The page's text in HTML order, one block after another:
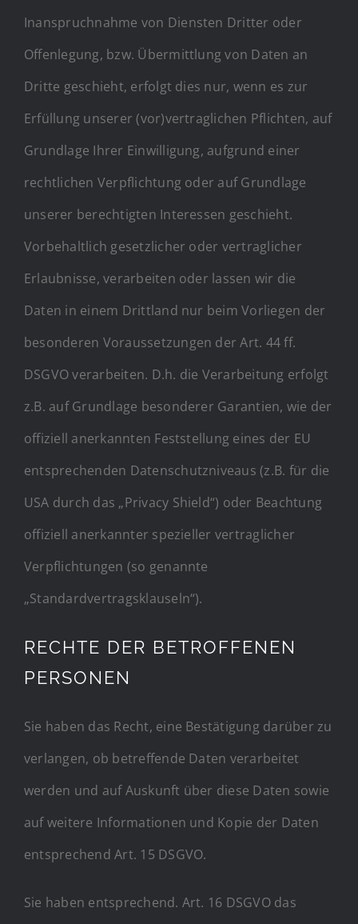
Inanspruchnahme von Diensten Dritter oder
Offenlegung, bzw. Übermittlung von Daten an
Dritte geschieht, erfolgt dies nur, wenn es zur
Erfüllung unserer (vor)vertraglichen Pflichten, auf
Grundlage Ihrer Einwilligung, aufgrund einer
rechtlichen Verpflichtung oder auf Grundlage
unserer berechtigten Interessen geschieht.
Vorbehaltlich gesetzlicher oder vertraglicher
Erlaubnisse, verarbeiten oder lassen wir die
Daten in einem Drittland nur beim Vorliegen der
besonderen Voraussetzungen der Art. 44 ff.
DSGVO verarbeiten. D.h. die Verarbeitung erfolgt
z.B. auf Grundlage besonderer Garantien, wie der
offiziell anerkannten Feststellung eines der EU
entsprechenden Datenschutzniveaus (z.B. für die
USA durch das „Privacy Shield“) oder Beachtung
offiziell anerkannter spezieller vertraglicher
Verpflichtungen (so genannte
„Standardvertragsklauseln“).
RECHTE DER BETROFFENEN
PERSONEN
Sie haben das Recht, eine Bestätigung darüber zu
verlangen, ob betreffende Daten verarbeitet
werden und auf Auskunft über diese Daten sowie
auf weitere Informationen und Kopie der Daten
entsprechend Art. 15 DSGVO.
Sie haben entsprechend. Art. 16 DSGVO das